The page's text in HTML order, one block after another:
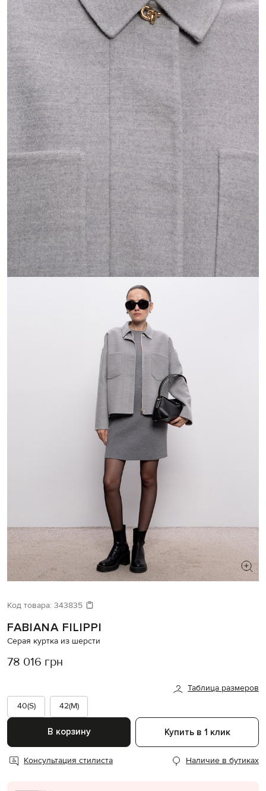
Давайте подберем что-то еще
Код товара: 343835
FABIANA FILIPPI
Серая куртка из шерсти
78 016 грн
Таблица размеров
40(S)
42(M)
В корзину Купить в 1 клик
Консультация стилиста Наличие в бутиках